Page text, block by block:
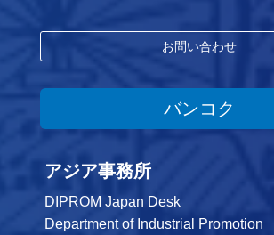
お問い合わせ
バンコク
アジア事務所
DIPROM Japan Desk
Department of Industrial Promotion